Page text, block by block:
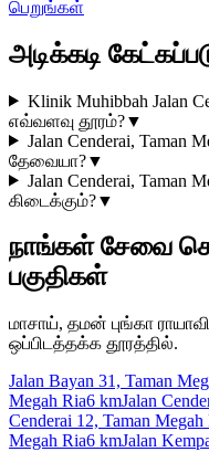
பெறுங்கள்
அடிக்கடி
Klinik Muhibbah Jalan
எவ்வளவு தூரம்?▼
Jalan Cenderai, Taman
தேவையா?▼
Jalan Cenderai,
கிடைக்கும்?▼
நாங்கள் சேவை
பகுதிகள்
மாசாய், தமன் புங்கா
ஒப்பிடத்தக்க தூரத்தில்.
Jalan Bayan 31, Taman
Megah Ria6 kmJalan
Cenderai 12, Taman Megah
Megah Ria6 kmJalan